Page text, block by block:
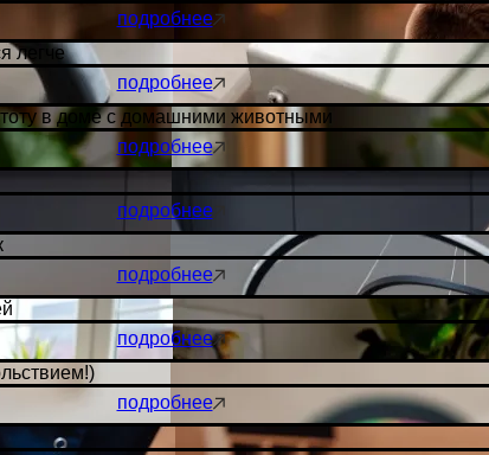
подробнее
легче
подробнее
в доме с домашними животными
подробнее
подробнее
подробнее
подробнее
подробнее